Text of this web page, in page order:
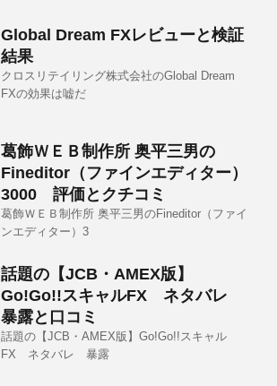
Global Dream FXレビューと検証
結果
クロスリテイリング株式会社のGlobal Dream
FXの効果は嘘だ
葛飾ＷＥＢ制作所 奥平三男の
Fineditor（ファインエディター）
3000 評価とクチコミ
葛飾ＷＥＢ制作所 奥平三男のFineditor（ファイ
ンエディター）3
話題の【JCB・AMEX版】
Go!Go!!スキャルFX ネタバレ
暴露と口コミ
話題の【JCB・AMEX版】Go!Go!!スキャル
FX ネタバレ 暴露